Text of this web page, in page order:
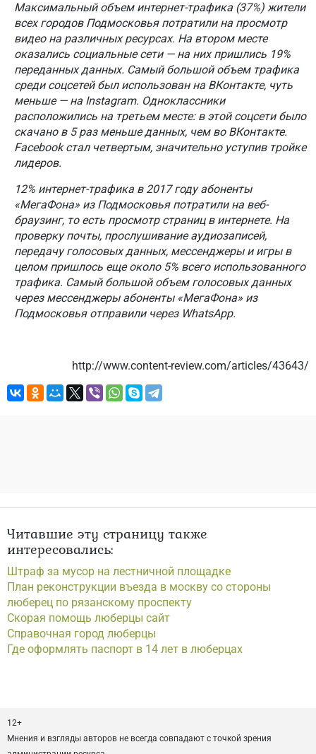
Максимальный объем интернет-трафика (37%) жители
всех городов Подмосковья потратили на просмотр
видео на различных ресурсах. На втором месте
оказались социальные сети — на них пришлись 19%
переданных данных. Самый большой объем трафика
среди соцсетей был использован на ВКонтакте, чуть
меньше — на Instagram. Одноклассники
расположились на третьем месте: в этой соцсети было
скачано в 5 раз меньше данных, чем во ВКонтакте.
Facebook стал четвертым, значительно уступив тройке
лидеров.
12% интернет-трафика в 2017 году абоненты
«МегаФона» из Подмосковья потратили на веб-
браузинг, то есть просмотр страниц в интернете. На
проверку почты, прослушивание аудиозаписей,
передачу голосовых данных, мессенджеры и игры в
целом пришлось еще около 5% всего использованного
трафика. Самый большой объем голосовых данных
через мессенджеры абоненты «МегаФона» из
Подмосковья отправили через WhatsApp.
http://www.content-review.com/articles/43643/
Читавшие эту страницу также
интересовались:
Штраф за мусор на лестничной площадке
План реконструкции въезда в москву со стороны
люберец по рязанскому проспекту
Скорая помощь люберцы сайт
Справочная город люберцы
Где оформлять паспорт в 14 лет в люберцах
12+
Мнения и взгляды авторов не всегда совпадают с точкой зрения